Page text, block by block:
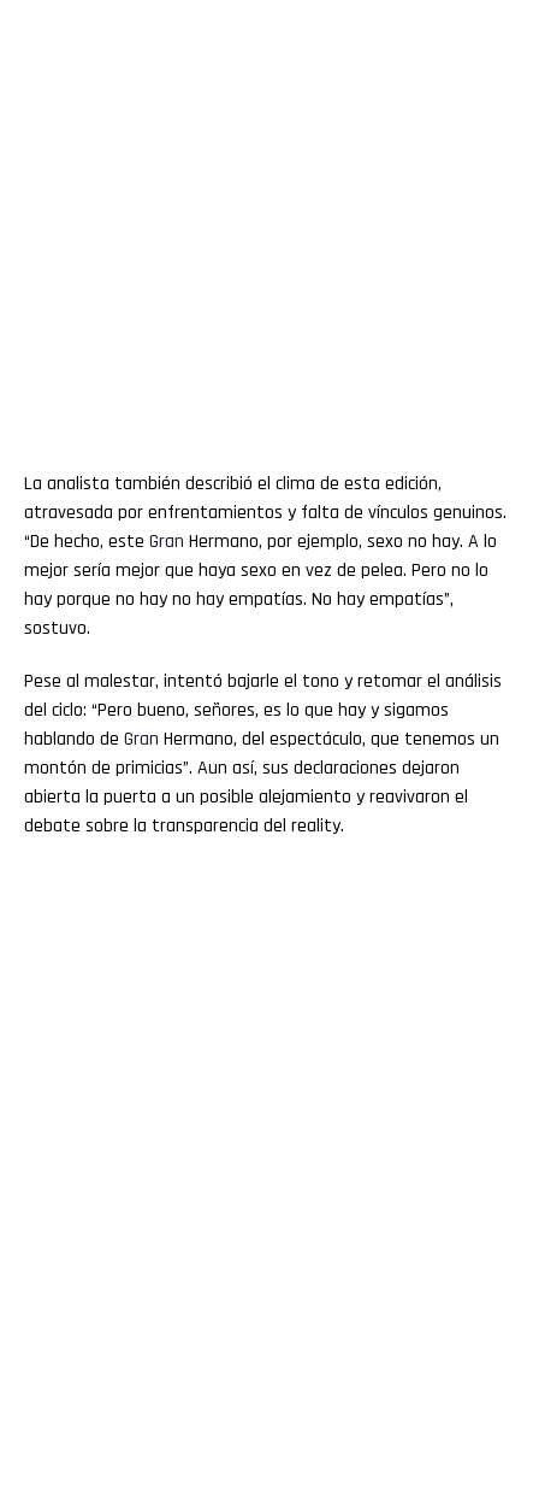
La analista también describió el clima de esta edición,
atravesada por enfrentamientos y falta de vínculos genuinos.
“De hecho, este Gran Hermano, por ejemplo, sexo no hay. A lo
mejor sería mejor que haya sexo en vez de pelea. Pero no lo
hay porque no hay no hay empatías. No hay empatías”,
sostuvo.
Pese al malestar, intentó bajarle el tono y retomar el análisis
del ciclo: “Pero bueno, señores, es lo que hay y sigamos
hablando de Gran Hermano, del espectáculo, que tenemos un
montón de primicias”. Aun así, sus declaraciones dejaron
abierta la puerta a un posible alejamiento y reavivaron el
debate sobre la transparencia del reality.